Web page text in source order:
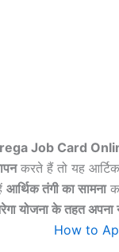
Job Card
करते हैं तो यह
आर्थिक तंगी का सामना
योजना के तहत अपना